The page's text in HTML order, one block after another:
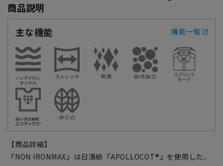
商品説明
主な機能
機能一覧
【商品詳細】
『NON IRONMAX』は日清紡『APOLLOCOT®』を使用した、